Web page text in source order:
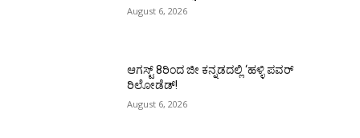
August 6, 2026
ಆಗಸ್ಟ್ 8ರಿಂದ ಜೀ ಕನ್ನಡದಲ್ಲಿ ‘ಹಳ್ಳಿ ಪವರ್
ರಿಲೋಡೆಡ್!
August 6, 2026